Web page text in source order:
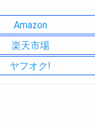
Amazon
楽天市場
ヤフオク!